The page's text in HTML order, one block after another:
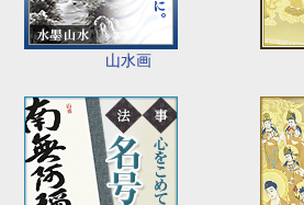
山水画